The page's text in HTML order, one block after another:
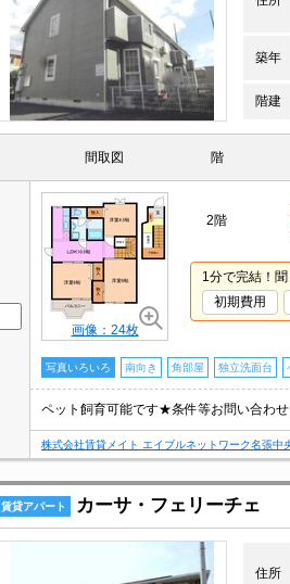
築年
階建
間取図 階
画像：24枚
2階
1分で完結！
初期費用
写真いろいろ 南向き 角部屋 独立洗面台
株式会社賃貸メイト エイブルネットワーク名張中
賃貸アパート カーサ・フェリーチェ
住所